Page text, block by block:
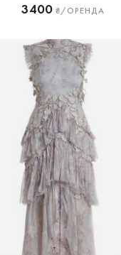
3400₴/ОРЕНДА